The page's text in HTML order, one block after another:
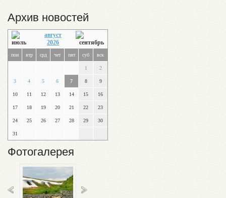
Архив новостей
август
2026
пон втр срд чет пят суб вск
1 2
3 4 5 6 7 8 9
10 11 12 13 14 15 16
17 18 19 20 21 22 23
24 25 26 27 28 29 30
31
Фотогалерея